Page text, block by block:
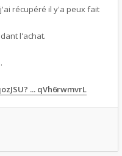
récupéré il y'a peux fait
l'achat.
... qVh6rwmvrL